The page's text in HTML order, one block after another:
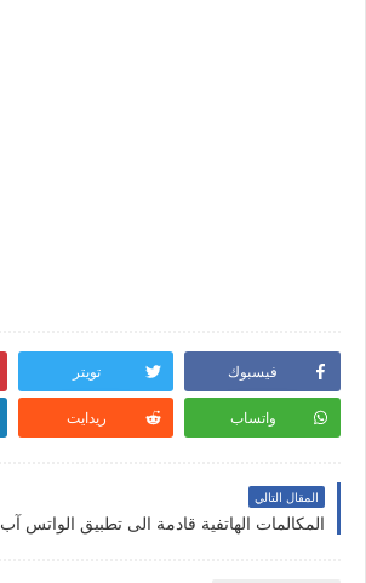
فيسبوك تويتر
واتساب ريدايت
المقال التالي
المكالمات الهاتفية قادمة الى تطبيق الواتس آب